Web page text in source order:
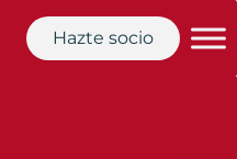
Hazte socio